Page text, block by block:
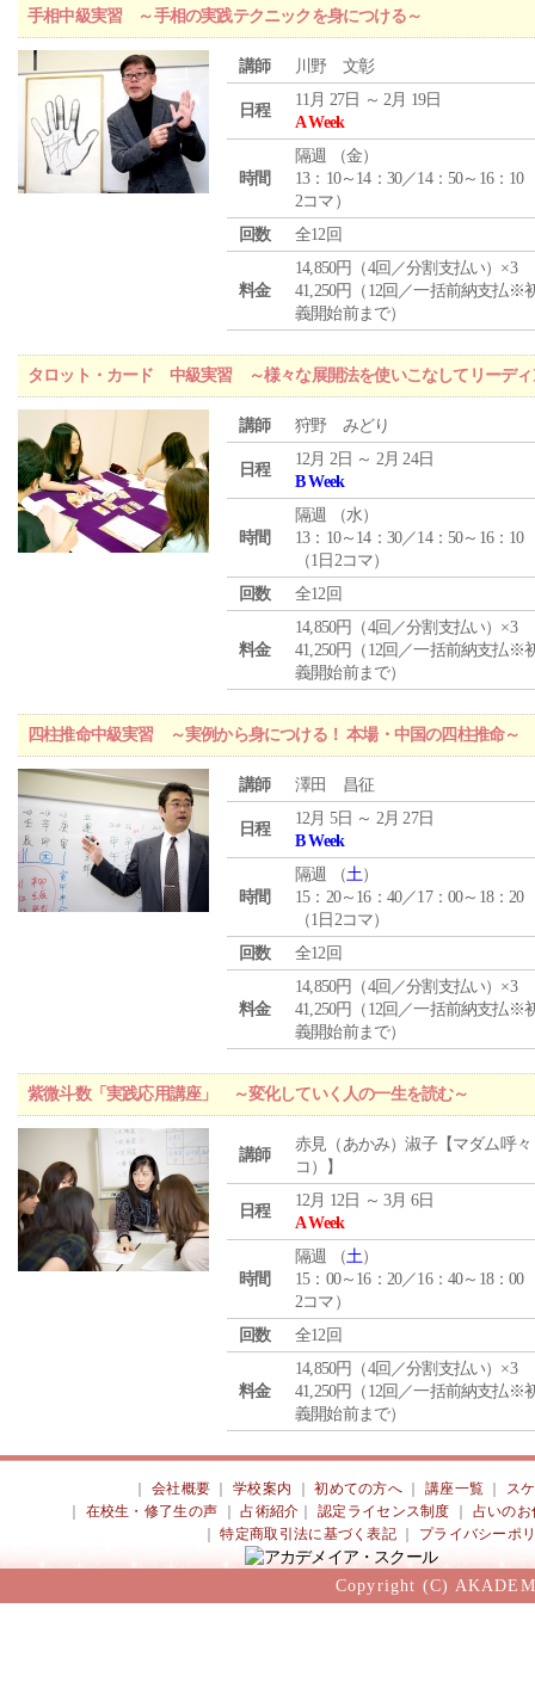
手相中級実習 ～手相の実践テクニックを身につける～
講師 川野 文彰
日程
11月 27日 ～ 2月 19日
A Week
時間
隔週 （金）
13：10～14：30／14：50～16：10
2コマ）
回数
全12回
料金
14,850円（4回／分割支払い）×3
41,250円（12回／一括前納支払※
義開始前まで）
タロット・カード 中級実習 ～様々な展開法を使いこなしてリーディ
講師 狩野 みどり
日程
12月 2日 ～ 2月 24日
B Week
時間
隔週 （水）
13：10～14：30／14：50～16：10
（1日2コマ）
回数
全12回
料金
14,850円（4回／分割支払い）×3
41,250円（12回／一括前納支払※
義開始前まで）
四柱推命中級実習 ～実例から身につける！ 本場・中国の四柱推命～
講師 澤田 昌征
日程
12月 5日 ～ 2月 27日
B Week
時間
隔週 （土）
15：20～16：40／17：00～18：20
（1日2コマ）
回数
全12回
料金
14,850円（4回／分割支払い）×3
41,250円（12回／一括前納支払※
義開始前まで）
紫微斗数「実践応用講座」 ～変化していく人の一生を読む～
講師
赤見（あかみ）淑子【マダム呼々
コ）】
日程
12月 12日 ～ 3月 6日
A Week
時間
隔週 （土）
15：00～16：20／16：40～18：00
2コマ）
回数
全12回
料金
14,850円（4回／分割支払い）×3
41,250円（12回／一括前納支払※
義開始前まで）
会社概要 ｜学校案内 ｜初めての方へ 講座一覧
ス
在校生・修了生の声 ｜占術紹介 ｜認定ライセンス制度
占いのお
｜特定商取引法に基づく表記 プライバシーポ
Copyright (C)